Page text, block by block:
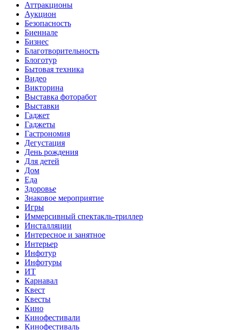
Аттракционы
Аукцион
Безопасность
Биеннале
Бизнес
Благотворительность
Блоготур
Бытовая техника
Видео
Викторина
Выставка фоторабот
Выставки
Гаджет
Гаджеты
Гастрономия
Дегустация
День рождения
Для детей
Дом
Еда
Здоровье
Знаковое мероприятие
Игры
Иммерсивный спектакль-триллер
Инсталляции
Интересное и занятное
Интерьер
Инфотур
Инфотуры
ИТ
Карнавал
Квест
Квесты
Кино
Кинофестивали
Кинофестиваль